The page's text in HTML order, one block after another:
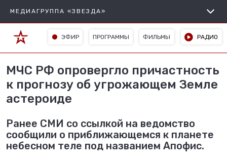
МЕДИАГРУППА «ЗВЕЗДА»
ЭФИР ПРОГРАММЫ ФИЛЬМЫ РАДИО
МЧС РФ опровергло причастность
к прогнозу об угрожающем Земле
астероиде
Ранее СМИ со ссылкой на ведомство
сообщили о приближающемся к планете
небесном теле под названием Апофис.